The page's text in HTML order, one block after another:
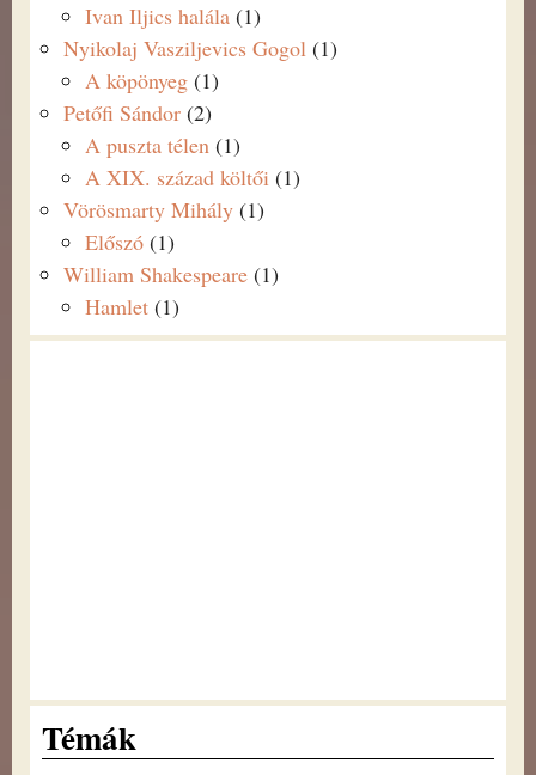
Ivan Iljics halála (1)
Nyikolaj Vasziljevics Gogol (1)
A köpönyeg (1)
Petőfi Sándor (2)
A puszta télen (1)
A XIX. század költői (1)
Vörösmarty Mihály (1)
Előszó (1)
William Shakespeare (1)
Hamlet (1)
Témák